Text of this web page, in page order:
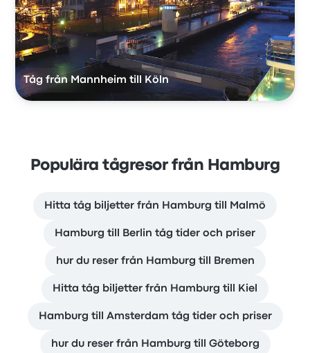
Tåg från Mannheim till Köln
Populära tågresor från Hamburg
Hitta tåg biljetter från Hamburg till Malmö
Hamburg till Berlin tåg tider och priser
hur du reser från Hamburg till Bremen
Hitta tåg biljetter från Hamburg till Kiel
Hamburg till Amsterdam tåg tider och priser
hur du reser från Hamburg till Göteborg